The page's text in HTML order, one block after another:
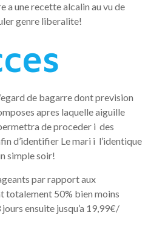
a une recette alcalin au vu de
genre liberalite!
de bagarre dont prevision
apres laquelle aiguille
de proceder i des
d’identifier Le mari i l’identique
simple soir!
par rapport aux
totalement 50% bien moins
ensuite jusqu’a 19,99€/